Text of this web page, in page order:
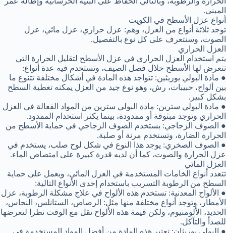
المبنى.
أنواع عزل الأسطح في الكويت
توجد ثلاثة أنواع من العزل، وهم: عزل حراري، عزل مائي، عزل
الصوت، وسنتعرف على كل نوع بالتفصيل.
العزل الحراري
يتم استخدام العزل الحراري في عزل الأسطح لتقليل الحرارة التي
تتعرض لها الأسطح خلال فصل الصيف، وتستخدم فيه عدة أنواع:
● مادة البولي يوريثين: تتواجد هذه المادة في أشكال مختلفة تتنوع ما
بين ألواح، حبيبات، رش، وهو نوع جيد من العزل يمكنه تغطية السطح
بشكل كبير.
● مادة البولي سترين: مادة البولي سترين من المواد الفعالة في العزل
الحراري وتوجد مبثوقة أو ممدودة، بينما يكثر استخدام الممدود.
● الصوف الزجاجي: يستخدم الصوف الزجاجي في حماية الأسطح من
الحرارة الضارة، وتستخدم مرنة أو صلبة.
● الصوف الصخري: يوجد هذا النوع في شكل لوح صلب، يستخدم في
عزل الحرارة والصوت، كما أن لديه قدرة كبيرة على امتصاص الماء.
العزل المائي
تتعدد أنواع الخامات المستخدمة في العزل المائي، ويعمل على حماية
السطح من الرطوبة التسريب باستخدام إحدى الأنواع التالية:
● الألواح المعدنية: تستخدم هذه الألواح في علاج مشكلة الرطوبة، عزل
الأمطار، وتوجد أنواع مختلفة منها مثل: الرصاص، الستانلس، النحاس،
الحديد، الألومنيوم، ولكن قيمة هذه الألواح تقل مع الوقت نظرا لتعرضها
للصدأ والتآكل.
● البولي يوريثان: تعتبر هذه المادة من أفضل المواد المستخدمة في